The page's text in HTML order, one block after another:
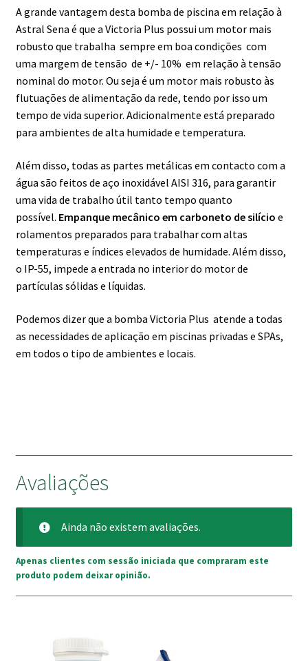
A grande vantagem desta bomba de piscina em relação à
Astral Sena é que a Victoria Plus possui um motor mais
robusto que trabalha sempre em boa condições com
uma margem de tensão de +/- 10% em relação à tensão
nominal do motor. Ou seja é um motor mais robusto às
flutuações de alimentação da rede, tendo por isso um
tempo de vida superior. Adicionalmente está preparado
para ambientes de alta humidade e temperatura.
Além disso, todas as partes metálicas em contacto com a
água são feitos de aço inoxidável AISI 316, para garantir
uma vida de trabalho útil tanto tempo quanto
possível. Empanque mecânico em carboneto de silício e
rolamentos preparados para trabalhar com altas
temperaturas e índices elevados de humidade. Além disso,
o IP-55, impede a entrada no interior do motor de
partículas sólidas e líquidas.
Podemos dizer que a bomba Victoria Plus atende a todas
as necessidades de aplicação em piscinas privadas e SPAs,
em todos o tipo de ambientes e locais.
Avaliações
Ainda não existem avaliações.
Apenas clientes com sessão iniciada que compraram este
produto podem deixar opinião.